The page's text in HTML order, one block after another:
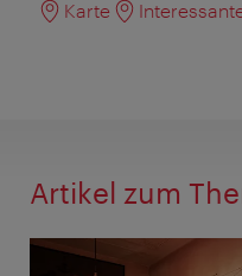
Karte
Artikel zum